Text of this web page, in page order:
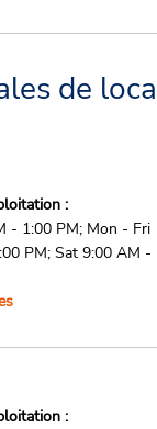
de
:
- 1:00 PM; Mon - Fri
PM; Sat 9:00 AM -
: